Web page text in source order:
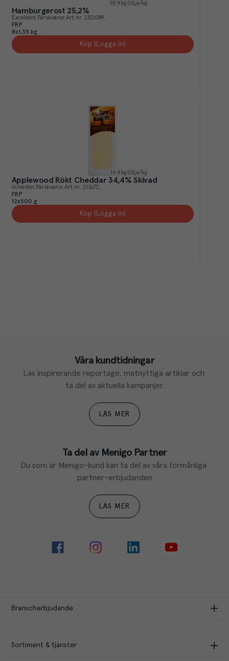
10.9 kg CO₂e/kg
Hamburgerost 25,2%
Excellent Färskvaror Art.nr. 250089
FRP
8x1,35 kg
Köp (Logga in)
10.9 kg CO₂e/kg
Applewood Rökt Cheddar 34,4% Skivad
Ilchester Färskvaror Art.nr. 213672
FRP
12x500 g
Köp (Logga in)
Våra kundtidningar
Läs inspirerande reportage, matnyttiga artiklar och
ta del av aktuella kampanjer.
LÄS MER
Ta del av Menigo Partner
Du som är Menigo-kund kan ta del av våra förmånliga
partner-erbjudanden
LÄS MER
Branscherbjudande
Sortiment & tjänster